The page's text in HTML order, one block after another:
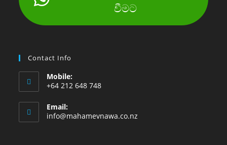
වීමට
Contact Info
Mobile:
+64 212 648 748
Email:
info@mahamevnawa.co.nz